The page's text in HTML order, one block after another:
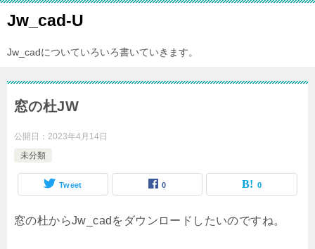
Jw_cad-U
Jw_cadについていろいろ書いていきます。
窓の杜JW
公開日： 2023年4月14日
未分類
Tweet 0 0
窓の杜からJw_cadをダウンロードしたいのですね。